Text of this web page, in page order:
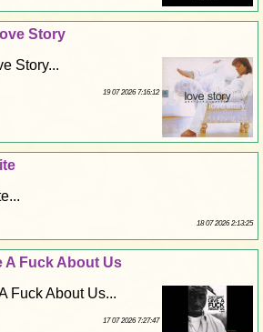
Story
Story...
19 07 2026 7:16:12
18 07 2026 2:13:25
A Fuck About Us
Fuck About Us...
17 07 2026 7:27:47